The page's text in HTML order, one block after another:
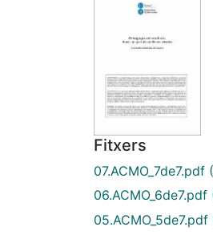
Fitxers
07.ACMO_7de7.pdf
06.ACMO_6de7.pdf
05.ACMO_5de7.pdf